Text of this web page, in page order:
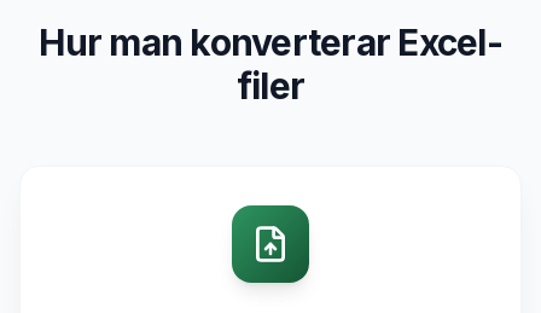
Hur man konverterar Excel-
filer